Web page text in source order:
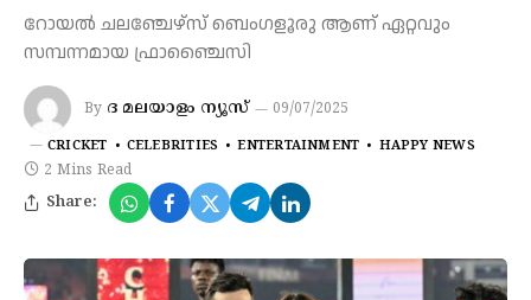
റോയല്‍ ചലഞ്ചേഴ്സ് ബെംഗളൂരു ആണ് ഏറ്റവും
സമ്പന്നമായ ഫ്രാഞ്ചൈസി
By ദ മലയാളം ന്യൂസ് 09/07/2025
CRICKET CELEBRITIES ENTERTAINMENT HAPPY NEWS
2 Mins Read
Share: